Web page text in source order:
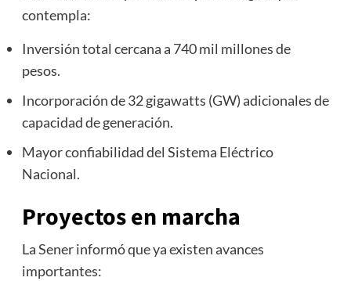
contempla:
Inversión total cercana a 740 mil millones de
pesos.
Incorporación de 32 gigawatts (GW) adicionales de
capacidad de generación.
Mayor confiabilidad del Sistema Eléctrico
Nacional.
Proyectos en marcha
La Sener informó que ya existen avances
importantes: